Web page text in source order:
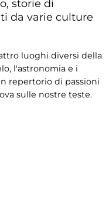
storie di
da varie culture
luoghi diversi della
l'astronomia e i
repertorio di passioni
sulle nostre teste.